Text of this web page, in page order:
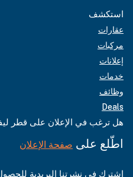
استكشف
عقارات
مركبات
إعلانات
خدمات
وظائف
Deals
هل ترغب في الإعلان على قطر
اطّلع على صفحة الإعلان
اشترك في نشرتنا البريدية